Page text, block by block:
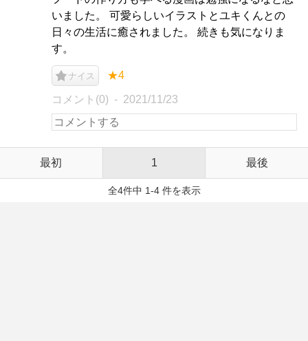
いました。 可愛らしいイラストとユキくんとの
日々の生活に癒されました。 続きも気になりま
す。
ナイス ★4
コメント(0) 2021/11/23
最初 1 最後
全4件中 1-4 件を表示